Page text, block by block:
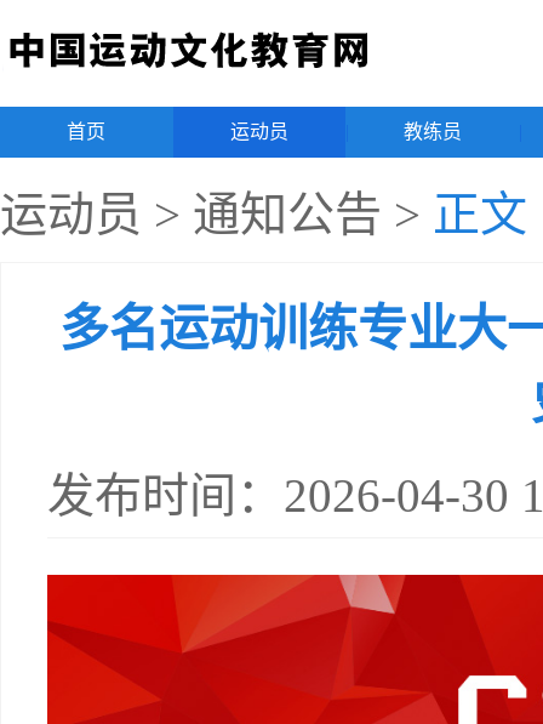
首页 运动员 教练员
运动员 > 通知公告 > 正文
多名运动训练专业大
发布时间：2026-04-